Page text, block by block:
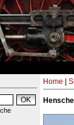
Home